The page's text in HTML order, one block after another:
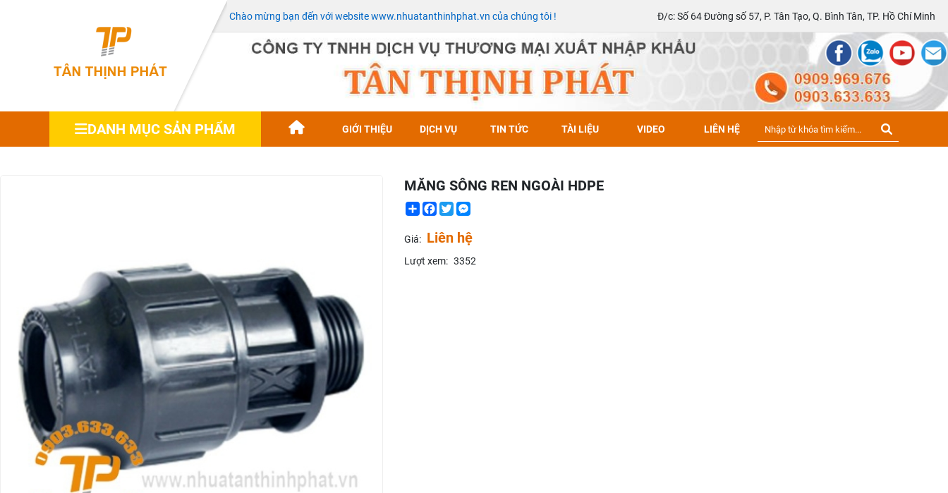
Chào mừng bạn đến với website www.nhuatanthinhphat.vn của chúng tôi ! Đ/c: Số 64 Đường số 57, P. Tân Tạo, Q. Bình Tân, TP. Hồ Chí Minh
DANH MỤC SẢN PHẨM GIỚI THIỆU DỊCH VỤ TIN TỨC TÀI LIỆU VIDEO LIÊN HỆ
MĂNG SÔNG REN NGOÀI HDPE
ShareFacebook
TwitterMessenger
Giá: Liên hệ
Lượt xem: 3352